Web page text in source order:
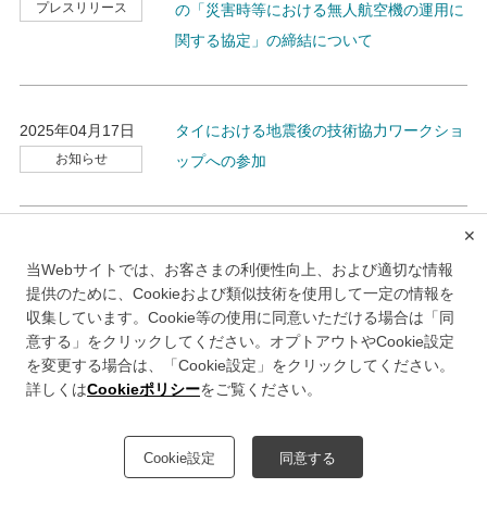
プレスリリース
の「災害時等における無人航空機の運用に
関する協定」の締結について
2025年04月17日
お知らせ
タイにおける地震後の技術協力ワークショ
ップへの参加
プレスリリース
日（日）20時より、通行止めを伴う料金所
のリニューアル工事を順次開始します
2025年04月08日
タイの道路における、地震など災害後の点
検等をテーマとした技術協力ワークショッ
プに専門家を派遣
当Webサイトでは、お客さまの利便性向上、および適切な情報
提供のために、Cookieおよび類似技術を使用して一定の情報を
収集しています。Cookie等の使用に同意いただける場合は「同
意する」をクリックしてください。オプトアウトやCookie設定
を変更する場合は、「Cookie設定」をクリックしてください。
詳しくはCookieポリシーをご覧ください。
Cookie設定 同意する
✕